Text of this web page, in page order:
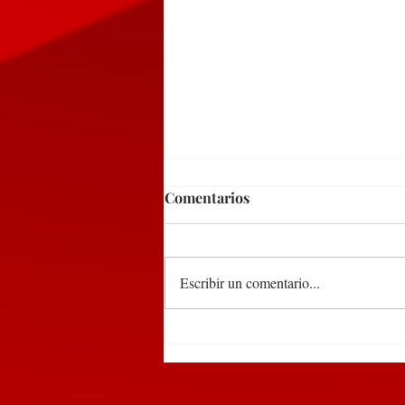
Huauchinango por tirar
Comentarios
Escribir un comentario...